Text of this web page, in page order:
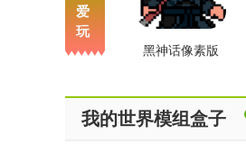
爱
玩
黑神话像素版
我的世界模组盒子